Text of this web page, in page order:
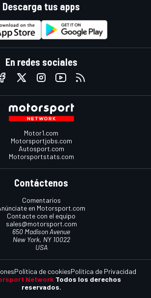
Descarga tus apps
En redes sociales
Motor1.com
Motorsportjobs.com
Autosport.com
Motorsportstats.com
Contáctenos
Comentarios
en Motorsport.com
Contacte con el equipo
sales@motorsport.com
650 Madison Avenue
New York, NY 10022
USA
Network Todos los derechos
reservados.
Política de cookiesPolítica de Privacidad